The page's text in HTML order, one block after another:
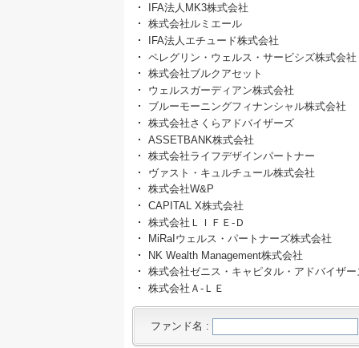
IFA法人MK3株式会社
株式会社ルミエール
IFA法人エチュード株式会社
ペレグリン・ウェルス・サービシズ株式会社
株式会社ブルクアセット
ウェルスガーディアン株式会社
ブルーモーニングフィナンシャル株式会社
株式会社さくらアドバイザーズ
ASSETBANK株式会社
株式会社ライフデザインパートナー
ヴァスト・キュルチュール株式会社
株式会社W&P
CAPITAL X株式会社
株式会社ＬＩＦＥ‐Ｄ
MiRaIウェルス・パートナーズ株式会社
NK Wealth Management株式会社
株式会社ゼニス・キャピタル・アドバイザー
株式会社Ａ‐ＬＥ
ファンド名 :